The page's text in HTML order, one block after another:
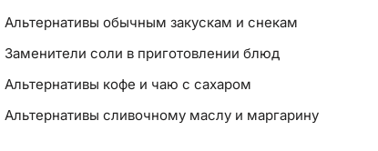
Альтернативы обычным закускам и снекам
Заменители соли в приготовлении блюд
Альтернативы кофе и чаю с сахаром
Альтернативы сливочному маслу и маргарину